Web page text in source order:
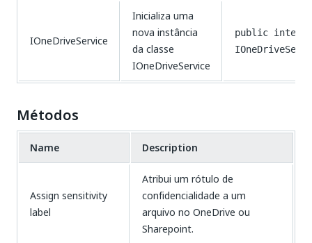
IOneDriveService
Inicializa uma
nova instância
da classe
IOneDriveService
public
Métodos
Name Description
Assign sensitivity
label
Atribui um rótulo de
confidencialidade a um
arquivo no OneDrive ou
Sharepoint.